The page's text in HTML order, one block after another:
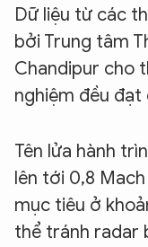
Dữ liệu từ các
bởi Trung tâm
Chandipur cho
nghiệm đều đạt
Tên lửa hành
lên tới 0,8
mục tiêu ở
thể tránh radar